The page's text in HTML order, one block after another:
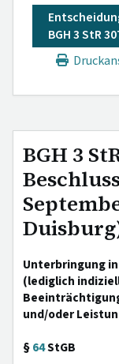
BGH 3 StR
BGH 3
Unterbringung
(lediglich
und/oder
§64StGB